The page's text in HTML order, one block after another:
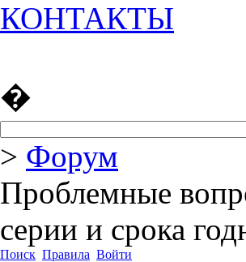
КОНТАКТЫ
�
> Форум
Проблемные
серии и срока
Поиск Правила Войти